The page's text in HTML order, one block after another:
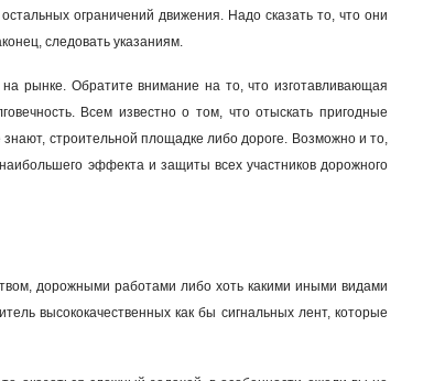
ограничений движения. Надо сказать то, что они
следовать указаниям.
рынке. Обратите внимание на то, что изготавливающая
Всем известно о том, что отыскать пригодные
строительной площадке либо дороге. Возможно и то,
эффекта и защиты всех участников дорожного
дорожными работами либо хоть какими иными видами
высококачественных как бы сигнальных лент, которые